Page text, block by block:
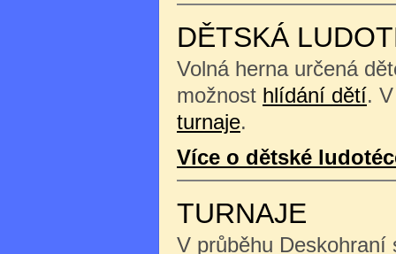
DĚTSKÁ
Volná herna určená
možnost hlídání dětí.
turnaje.
Více o dětské
TURNAJE
V průběhu Deskohraní